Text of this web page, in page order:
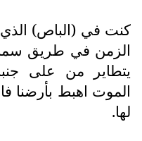
كنت في (الباص)
الزمن في طريق
يتطاير من على
الموت اهبط بأرضنا
لها.